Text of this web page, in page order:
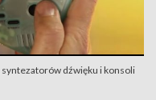
dźwięku i konsoli